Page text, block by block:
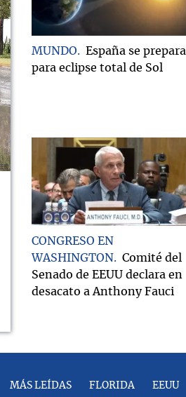
MUNDO
España se prepara
para eclipse total de Sol
CONGRESO EN
WASHINGTON
Comité del
Senado de EEUU declara en
desacato a Anthony Fauci
MÁS LEÍDAS FLORIDA EEUU